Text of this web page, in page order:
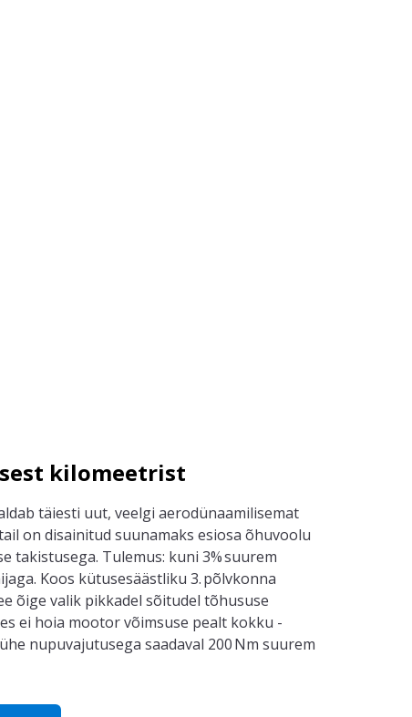
kilomeetrist
täiesti uut, veelgi aerodünaamilisemat
on disainitud suunamaks esiosa õhuvoolu
takistusega. Tulemus: kuni 3% suurem
Koos kütusesäästliku 3. põlvkonna
õige valik pikkadel sõitudel tõhususe
ei hoia mootor võimsuse pealt kokku -
nupuvajutusega saadaval 200 Nm suurem